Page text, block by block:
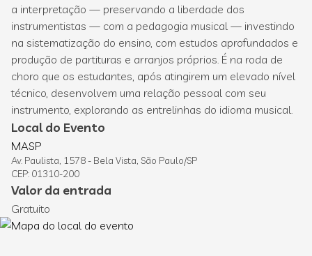
a interpretação — preservando a liberdade dos
instrumentistas — com a pedagogia musical — investindo
na sistematização do ensino, com estudos aprofundados e
produção de partituras e arranjos próprios. É na roda de
choro que os estudantes, após atingirem um elevado nível
técnico, desenvolvem uma relação pessoal com seu
instrumento, explorando as entrelinhas do idioma musical.
Local do Evento
MASP
Av. Paulista, 1578 - Bela Vista, São Paulo/SP
CEP: 01310-200
Valor da entrada
Gratuito